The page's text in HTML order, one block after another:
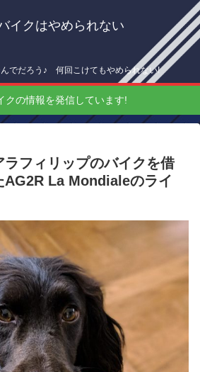
イクはやめられない
でだろう♪ 何回こけてもやめられない!
クの情報を発信しています!
ラフィリップのバイクを借
AG2R La Mondialeのライ